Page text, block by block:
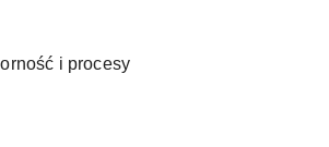
i procesy